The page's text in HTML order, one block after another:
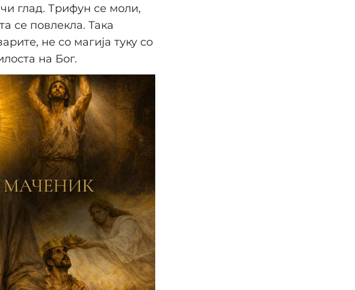
глад. Трифун се моли,
се повлекла. Така
не со магија туку со
на Бог.